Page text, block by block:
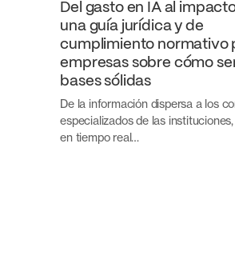
Del gasto en IA al
una guía jurídica y de
cumplimiento normativo
empresas sobre cómo
bases sólidas
De la información dispersa a los
especializados de las
en tiempo real…